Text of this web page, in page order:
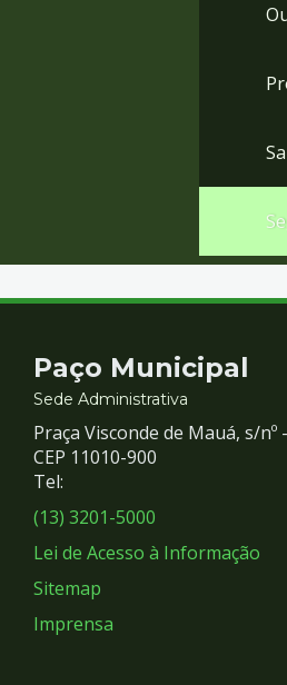
Contato
e
Redes
Sociais
Paço Municipal
Sede Administrativa
Praça Visconde de Mauá, s/nº
CEP 11010-900
Tel:
(13) 3201-5000
Lei de Acesso à Informação
Sitemap
Imprensa